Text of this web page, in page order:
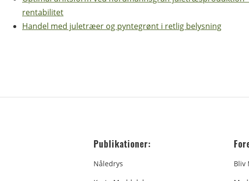
rentabilitet
Handel med juletræer og pyntegrønt i retlig belysning
Publikationer:
Nåledrys
Bliv